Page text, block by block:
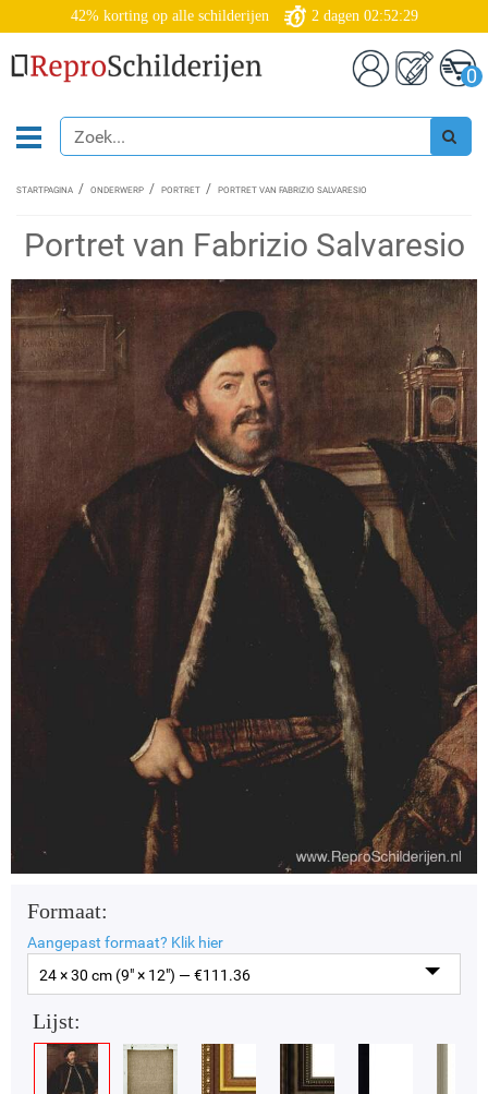
42% korting op alle schilderijen 2 dagen 02:52:29
0
STARTPAGINA ONDERWERP PORTRET PORTRET VAN FABRIZIO SALVARESIO
Portret van Fabrizio Salvaresio
Formaat:
Aangepast formaat? Klik hier
24 × 30 cm (9" × 12") — €111.36
Lijst: